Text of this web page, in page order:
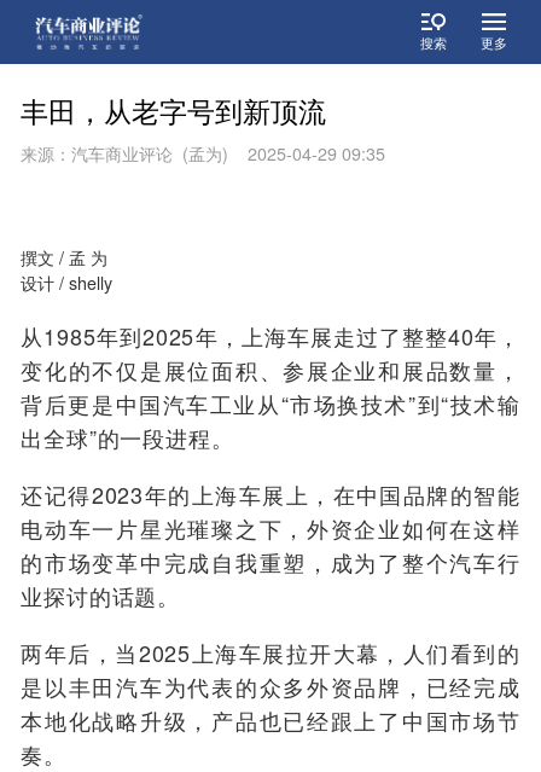
搜索 更多
丰田，从老字号到新顶流
来源：汽车商业评论 (孟为) 2025-04-29 09:35
撰文 / 孟 为
设计 / shelly
从1985年到2025年，上海车展走过了整整40年，
变化的不仅是展位面积、参展企业和展品数量，
背后更是中国汽车工业从“市场换技术”到“技术输
出全球”的一段进程。
还记得2023年的上海车展上，在中国品牌的智能
电动车一片星光璀璨之下，外资企业如何在这样
的市场变革中完成自我重塑，成为了整个汽车行
业探讨的话题。
两年后，当2025上海车展拉开大幕，人们看到的
是以丰田汽车为代表的众多外资品牌，已经完成
本地化战略升级，产品也已经跟上了中国市场节
奏。